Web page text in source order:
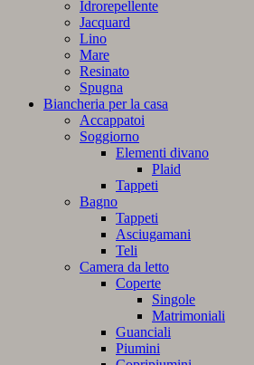
Idrorepellente
Jacquard
Lino
Mare
Resinato
Spugna
Biancheria per la casa
Accappatoi
Soggiorno
Elementi divano
Plaid
Tappeti
Bagno
Tappeti
Asciugamani
Teli
Camera da letto
Coperte
Singole
Matrimoniali
Guanciali
Piumini